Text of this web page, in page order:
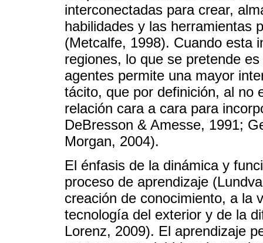
interconectadas para crear,
habilidades y las herramientas
(Metcalfe, 1998). Cuando esta
regiones, lo que se pretende
agentes permite una mayor
tácito, que por definición, al no
relación cara a cara para
DeBresson & Amesse, 1991;
Morgan, 2004).
El énfasis de la dinámica y
proceso de aprendizaje
creación de conocimiento, a la
tecnología del exterior y de la
Lorenz, 2009). El aprendizaje